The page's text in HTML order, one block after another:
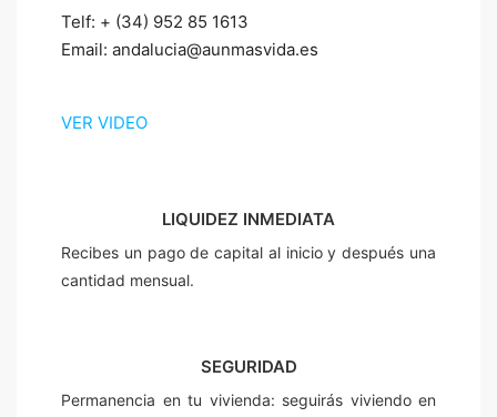
Telf: + (34) 952 85 1613
Email: andalucia@aunmasvida.es
VER VIDEO
LIQUIDEZ INMEDIATA
Recibes un pago de capital al inicio y después una
cantidad mensual.
SEGURIDAD
Permanencia en tu vivienda: seguirás viviendo en